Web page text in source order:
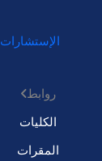
الإستشارات
روابط
الكليات
المقرات